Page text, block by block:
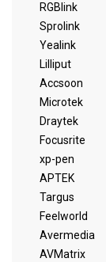
RGBlink
Sprolink
Yealink
Lilliput
Accsoon
Microtek
Draytek
Focusrite
xp-pen
APTEK
Targus
Feelworld
Avermedia
AVMatrix